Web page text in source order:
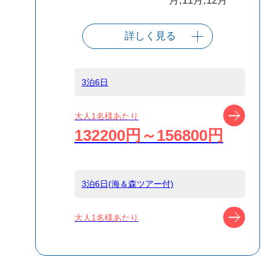
出発港
東京（竹芝客船
往復大型客船
ート父島 南風
（ナンプー）
詳しく見る
3泊6日
大人1名様あたり
132200円～156800円
3泊6日(海＆森ツアー付)
大人1名様あたり